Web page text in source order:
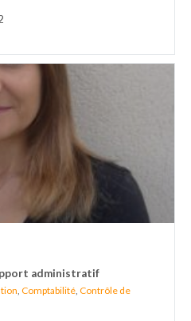
administratif
Comptabilité Contrôle de